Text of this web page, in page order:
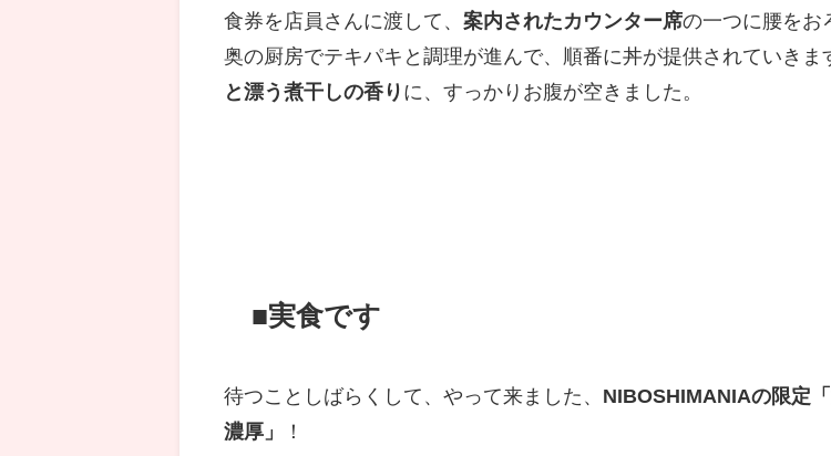
食券を店員さんに渡して、案内されたカウンター席の一つに腰をお
奥の厨房でテキパキと調理が進んで、順番に丼が提供されていきま
と漂う煮干しの香り に、すっかりお腹が空きました。
■実食です
待つことしばらくして、やって来ました、 NIBOSHIMANIAの限定
濃厚」
！